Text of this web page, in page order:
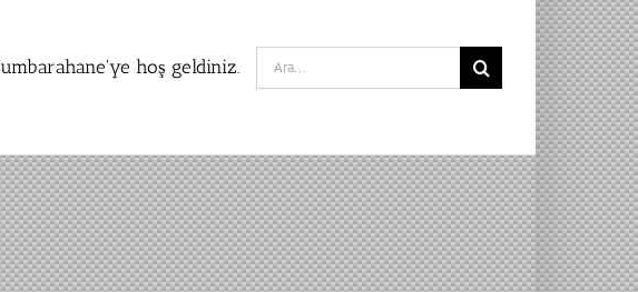
hoş geldiniz.
Search
for:
Bar
Area